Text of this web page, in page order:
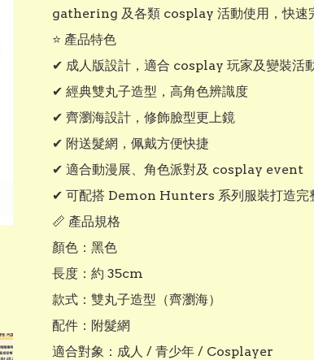
gathering 及各類 cosplay 活動使用，快速
⭐ 產品特色
✔ 成人版設計，適合 cosplay 玩家及變裝活
✔ 經典雙丸子造型，高角色辨識度
✔ 齊瀏海設計，修飾臉型更上鏡
✔ 附送髮網，佩戴方便快捷
✔ 適合動漫展、角色派對及 cosplay event
✔ 可配搭 Demon Hunters 系列服裝打造完
📏 產品規格
顏色：黑色
長度：約 35cm
款式：雙丸子造型（齊瀏海）
配件：附髮網
適合對象：成人 / 青少年 / Cosplayer